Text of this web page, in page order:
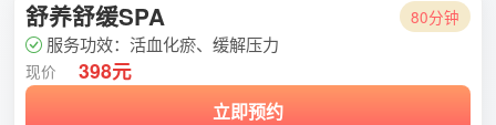
舒养舒缓SPA 80分钟
服务功效：活血化瘀、缓解压力
现价 398元
立即预约